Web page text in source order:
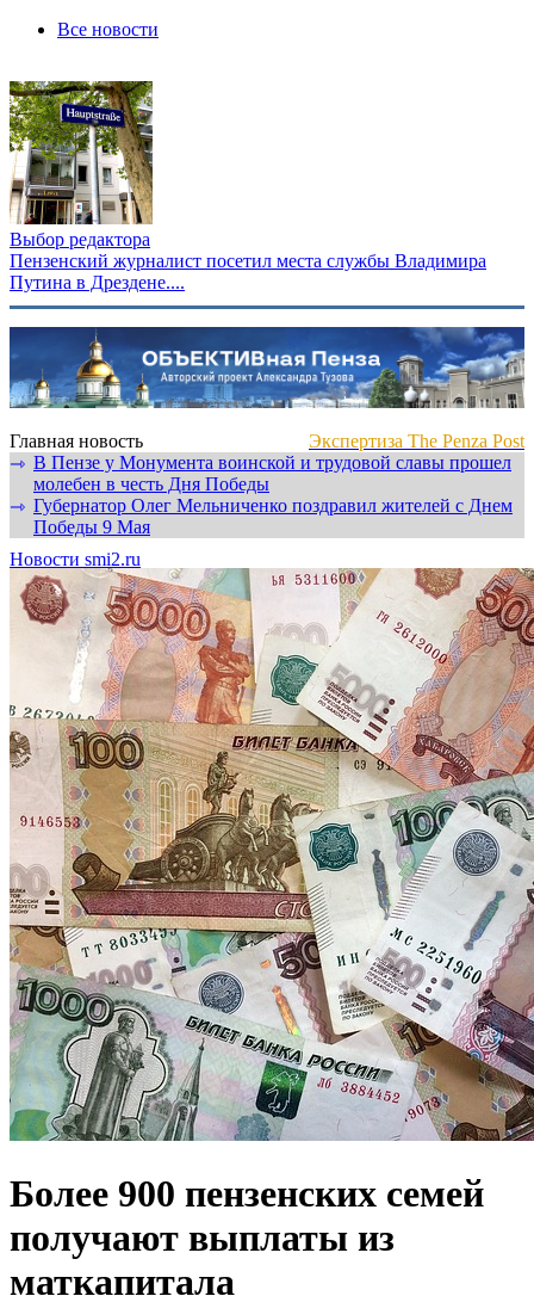
Все новости
Выбор редактора
Пензенский журналист посетил места службы Владимира
Путина в Дрездене....
Главная новость
Экспертиза The Penza Post
⇾ В Пензе у Монумента воинской и трудовой славы прошел
молебен в честь Дня Победы
⇾ Губернатор Олег Мельниченко поздравил жителей с Днем
Победы 9 Мая
Новости smi2.ru
Более 900 пензенских семей
получают выплаты из
маткапитала